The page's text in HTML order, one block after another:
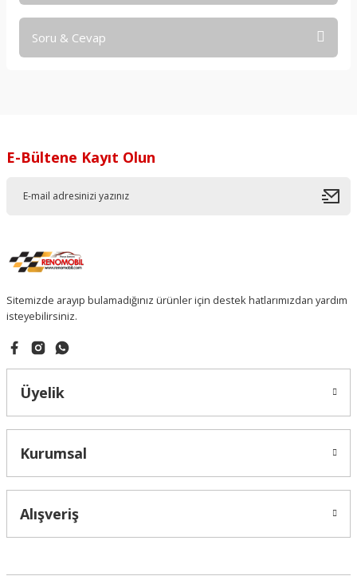
Soru & Cevap
E-Bültene Kayıt Olun
Sitemizde arayıp bulamadığınız ürünler için destek hatlarımızdan yardım
isteyebilirsiniz.
Üyelik
Kurumsal
Alışveriş